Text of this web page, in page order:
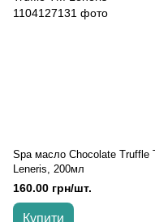
Spa масло Chocolate Truffle
Leneris, 200мл
160.00 грн/шт.
Купити